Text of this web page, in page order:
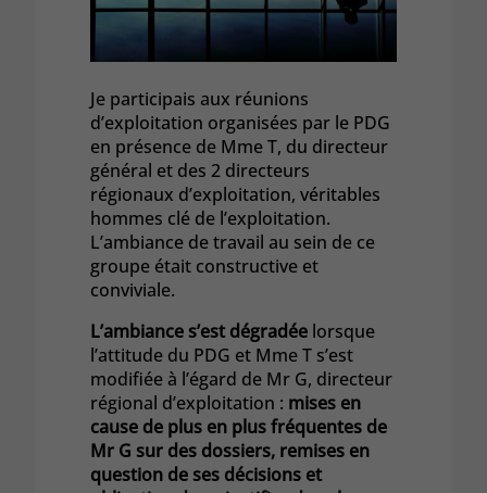
Je participais aux réunions
d’exploitation organisées par le PDG
en présence de Mme T, du directeur
général et des 2 directeurs
régionaux d’exploitation, véritables
hommes clé de l’exploitation.
L’ambiance de travail au sein de ce
groupe était constructive et
conviviale.
L’ambiance s’est dégradée lorsque
l’attitude du PDG et Mme T s’est
modifiée à l’égard de Mr G, directeur
régional d’exploitation : mises en
cause de plus en plus fréquentes de
Mr G sur des dossiers, remises en
question de ses décisions et